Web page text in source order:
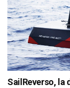
SailReverso, la